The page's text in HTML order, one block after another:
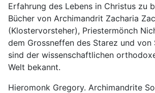
Erfahrung des Lebens in Christus zu
Bücher von Archimandrit Zacharia
(Klostervorsteher), Priestermönch
dem Grossneffen des Starez und von
sind der wissenschaftlichen
Welt bekannt.
Hieromonk Gregory. Archimandrite